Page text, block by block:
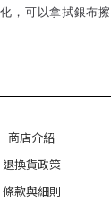
，可以拿拭銀布
商店介紹
退換貨政策
條款與細則